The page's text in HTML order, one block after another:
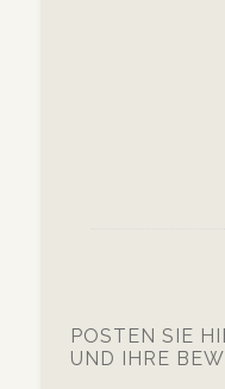
POSTEN SIE
UND IHRE